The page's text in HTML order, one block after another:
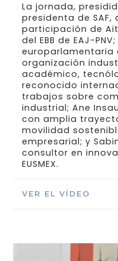
La jornada,
presidenta de SAF,
participación de
del EBB de EAJ-
europarlamentaria
organización
académico,
reconocido
trabajos sobre
industrial; Ane
con amplia
movilidad
empresarial; y
consultor en
EUSMEX.
VER EL VÍDEO